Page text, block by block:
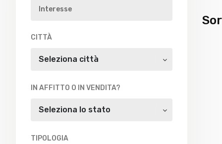
CITTÀ
Seleziona città
IN AFFITTO O IN VENDITA?
Seleziona lo stato
TIPOLOGIA